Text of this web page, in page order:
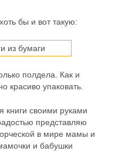
бы и вот такую:
полдела. Как и
красиво упаковать.
книги своими руками
представляю
в мире мамы и
и бабушки